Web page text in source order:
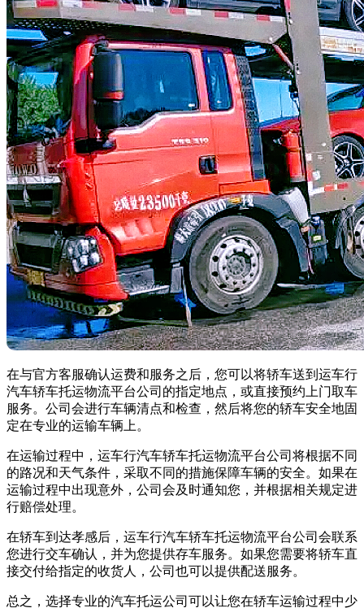
在与官方客服确认运费和服务之后，您可以将轿车送到运车行
汽车轿车托运物流平台公司的指定地点，或直接预约上门取车
服务。公司会进行车辆清点和检查，然后将您的轿车安全地固
定在专业的运输车辆上。
在运输过程中，运车行汽车轿车托运物流平台公司将根据不同
的路况和天气条件，采取不同的措施保障车辆的安全。如果在
运输过程中出现意外，公司会及时通知您，并根据相关规定进
行赔偿处理。
在轿车到达孝感后，运车行汽车轿车托运物流平台公司会联系
您进行交车确认，并为您提供存车服务。如果您需要将轿车直
接交付给指定的收货人，公司也可以提供配送服务。
总之，选择专业的汽车托运公司可以让您在轿车运输过程中少